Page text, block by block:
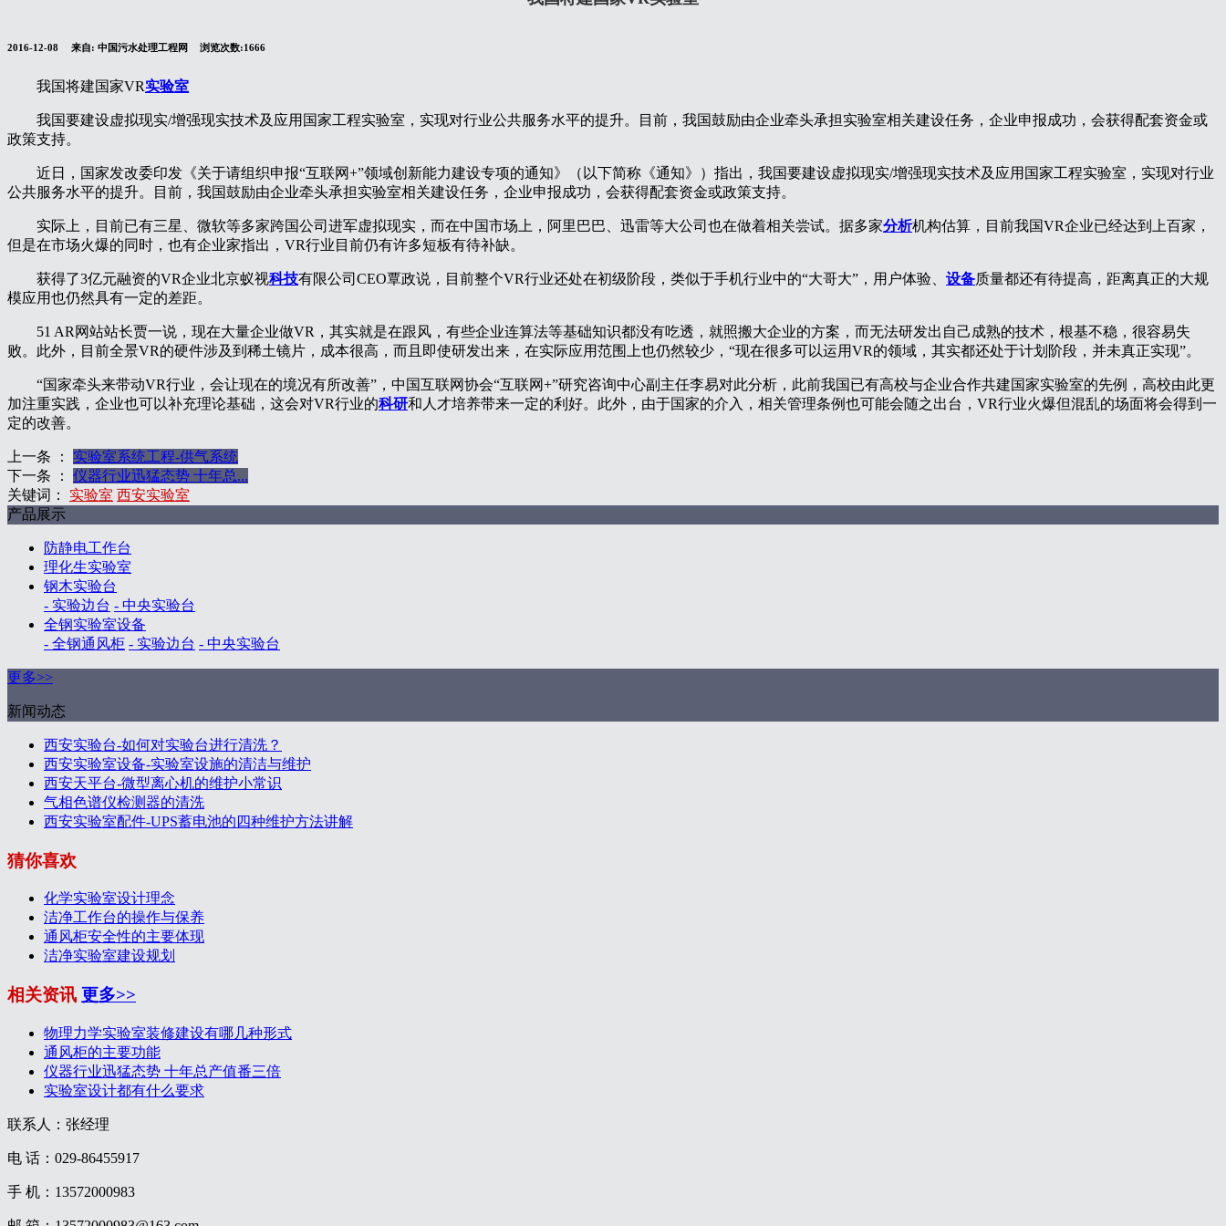
2016-12-08 来自: 中国污水处理工程网 浏览次数:1666
我国将建国家VR实验室
我国要建设虚拟现实/增强现实技术及应用国家工程实验室，实现对行业公共服务水平的提升。目前，我国鼓励由企业牵头承担实验室相关建设任务，企业申报成功，会获得配套资金或
政策支持。
近日，国家发改委印发《关于请组织申报“互联网+”领域创新能力建设专项的通知》（以下简称《通知》）指出，我国要建设虚拟现实/增强现实技术及应用国家工程实验室，实现对行业
公共服务水平的提升。目前，我国鼓励由企业牵头承担实验室相关建设任务，企业申报成功，会获得配套资金或政策支持。
实际上，目前已有三星、微软等多家跨国公司进军虚拟现实，而在中国市场上，阿里巴巴、迅雷等大公司也在做着相关尝试。据多家分析机构估算，目前我国VR企业已经达到上百家，
但是在市场火爆的同时，也有企业家指出，VR行业目前仍有许多短板有待补缺。
获得了3亿元融资的VR企业北京蚁视科技有限公司CEO覃政说，目前整个VR行业还处在初级阶段，类似于手机行业中的“大哥大”，用户体验、 设备质量都还有待提高，距离真正的大规
模应用也仍然具有一定的差距。
51 AR网站站长贾一说，现在大量企业做VR，其实就是在跟风，有些企业连算法等基础知识都没有吃透，就照搬大企业的方案，而无法研发出自己成熟的技术，根基不稳，很容易失
败。此外，目前全景VR的硬件涉及到稀土镜片，成本很高，而且即使研发出来，在实际应用范围上也仍然较少，“现在很多可以运用VR的领域，其实都还处于计划阶段，并未真正实现”。
“国家牵头来带动VR行业，会让现在的境况有所改善”，中国互联网协会“互联网+”研究咨询中心副主任李易对此分析，此前我国已有高校与企业合作共建国家实验室的先例，高校由此更
加注重实践，企业也可以补充理论基础，这会对VR行业的科研和人才培养带来一定的利好。此外，由于国家的介入，相关管理条例也可能会随之出台，VR行业火爆但混乱的场面将会得到一
定的改善。
上一条 ：
实验室系统工程-供气系统
下一条 ：
仪器行业迅猛态势 十年总...
关键词： 实验室 西安实验室
产品展示
防静电工作台
理化生实验室
钢木实验台
- 实验边台 - 中央实验台
全钢实验室设备
- 全钢通风柜 - 实验边台 - 中央实验台
更多>>
新闻动态
西安实验台-如何对实验台进行清洗？
西安实验室设备-实验室设施的清洁与维护
西安天平台-微型离心机的维护小常识
气相色谱仪检测器的清洗
西安实验室配件-UPS蓄电池的四种维护方法讲解
猜你喜欢
化学实验室设计理念
洁净工作台的操作与保养
通风柜安全性的主要体现
洁净实验室建设规划
相关资讯 更多>>
物理力学实验室装修建设有哪几种形式
通风柜的主要功能
仪器行业迅猛态势 十年总产值番三倍
实验室设计都有什么要求
联系人：张经理
电 话：029-86455917
手 机：13572000983